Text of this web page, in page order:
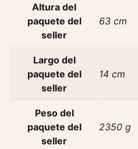
t
4
Altura del
paquete del
seller
63 cm
Largo del
paquete del
seller
14 cm
Peso del
paquete del
seller
2350 g